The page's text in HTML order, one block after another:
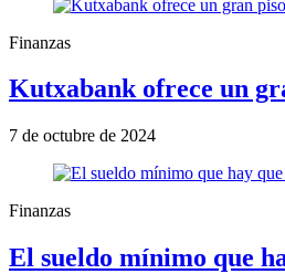
Finanzas
Kutxabank ofrece un
7 de octubre de 2024
Finanzas
El sueldo mínimo que